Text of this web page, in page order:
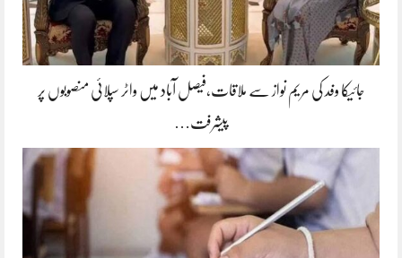
جائیکا وفد کی مریم نواز سے ملاقات،فیصل آباد میں واٹر سپلائی منصوبوں پر
پیشرفت…